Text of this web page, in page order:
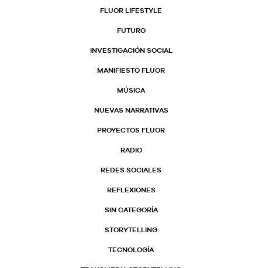
FLUOR LIFESTYLE
FUTURO
INVESTIGACIÓN SOCIAL
MANIFIESTO FLUOR
MÚSICA
NUEVAS NARRATIVAS
PROYECTOS FLUOR
RADIO
REDES SOCIALES
REFLEXIONES
SIN CATEGORÍA
STORYTELLING
TECNOLOGÍA